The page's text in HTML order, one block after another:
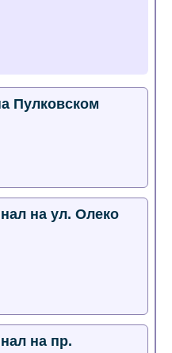
Пулковском
на ул. Олеко
на пр.